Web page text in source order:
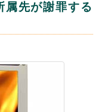
属先が謝罪する